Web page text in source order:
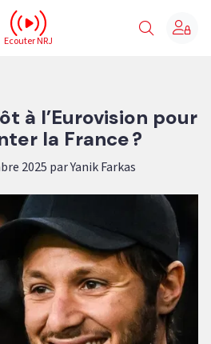
Ecouter NRJ
à l’Eurovision pour
la France ?
2025 par Yanik Farkas